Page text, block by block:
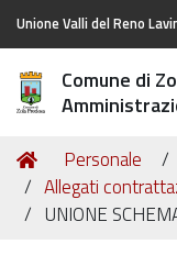
Unione Valli del Reno
Comune di
Tu
sei
qui:
Home
Personale
Allegati
UNIONE